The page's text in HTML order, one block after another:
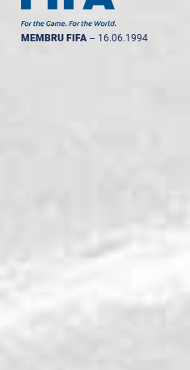
MEMBRU FIFA -- 16.06.1994